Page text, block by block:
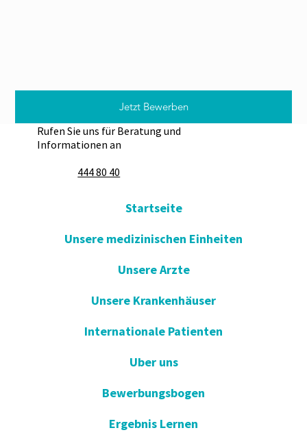
Jetzt Bewerben
Rufen Sie uns für Beratung und
Informationen an
444 80 40
Startseite
Unsere medizinischen Einheiten
Unsere Arzte
Unsere Krankenhäuser
Internationale Patienten
Uber uns
Bewerbungsbogen
Ergebnis Lernen